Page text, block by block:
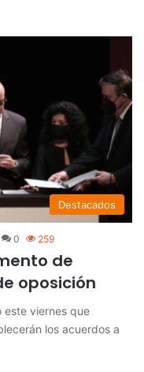
Destacados
0 259
de
oposición
este viernes que
los acuerdos a